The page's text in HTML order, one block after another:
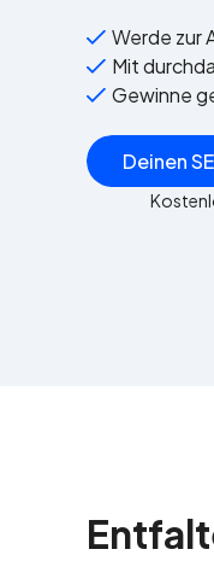
Werde zur
Mit
Gewinne
Deinen